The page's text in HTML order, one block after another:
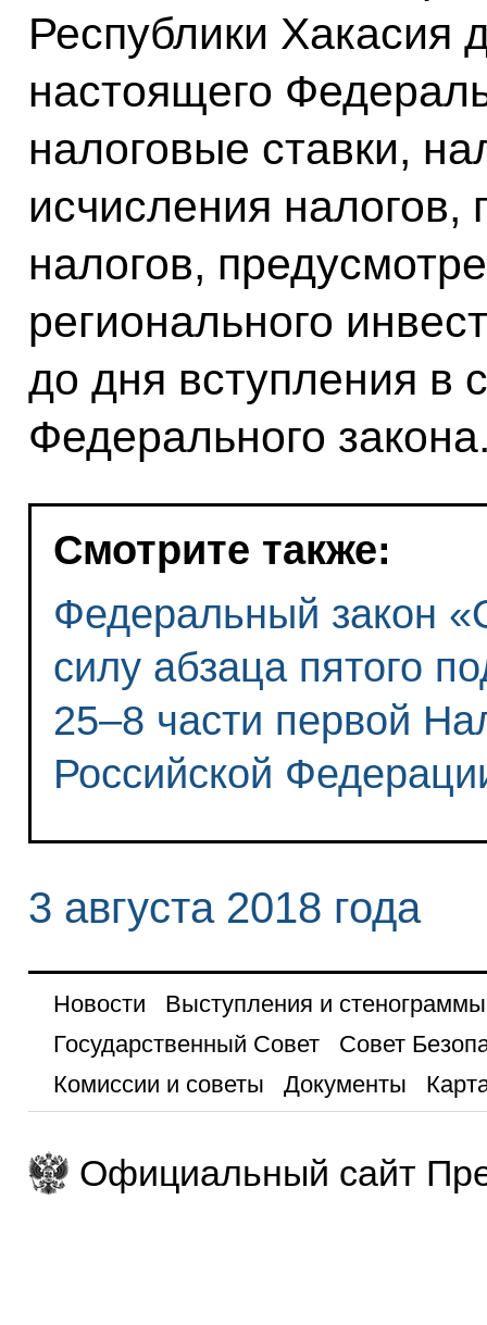
Республики Хакасия
настоящего
налоговые ставки,
исчисления налогов,
налогов,
регионального
до дня вступления в
Федерального
Смотрите также:
Федеральный закон
силу абзаца пятого
25–8 части первой
Российской
3 августа 2018 года
Новости
Выступления и стенограммы
Государственный Совет
Совет
Комиссии и советы
Документы
Официальный сайт